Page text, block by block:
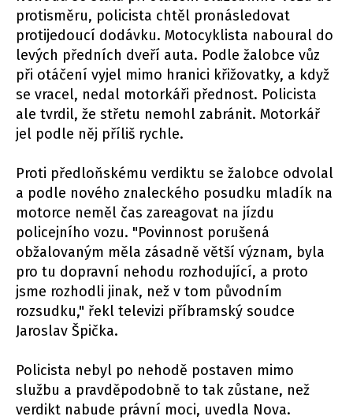
protisměru, policista chtěl pronásledovat
protijedoucí dodávku. Motocyklista naboural do
levých předních dveří auta. Podle žalobce vůz
při otáčení vyjel mimo hranici křižovatky, a když
se vracel, nedal motorkáři přednost. Policista
ale tvrdil, že střetu nemohl zabránit. Motorkář
jel podle něj příliš rychle.
Proti předloňskému verdiktu se žalobce odvolal
a podle nového znaleckého posudku mladík na
motorce neměl čas zareagovat na jízdu
policejního vozu. "Povinnost porušená
obžalovaným měla zásadně větší význam, byla
pro tu dopravní nehodu rozhodující, a proto
jsme rozhodli jinak, než v tom původním
rozsudku," řekl televizi příbramský soudce
Jaroslav Špička.
Policista nebyl po nehodě postaven mimo
službu a pravděpodobně to tak zůstane, než
verdikt nabude právní moci, uvedla Nova.